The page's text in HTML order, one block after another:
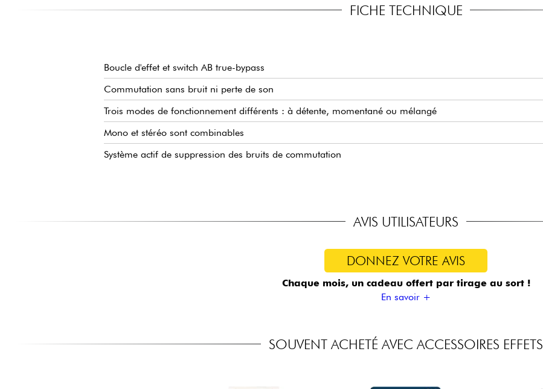
FICHE TECHNIQUE
Boucle d'effet et switch AB true-bypass
Commutation sans bruit ni perte de son
Trois modes de fonctionnement différents : à détente, momentané ou mélangé
Mono et stéréo sont combinables
Système actif de suppression des bruits de commutation
AVIS UTILISATEURS
DONNEZ VOTRE AVIS
Chaque mois, un cadeau offert par tirage au sort !
En savoir +
SOUVENT ACHETÉ AVEC ACCESSOIRES EFFETS